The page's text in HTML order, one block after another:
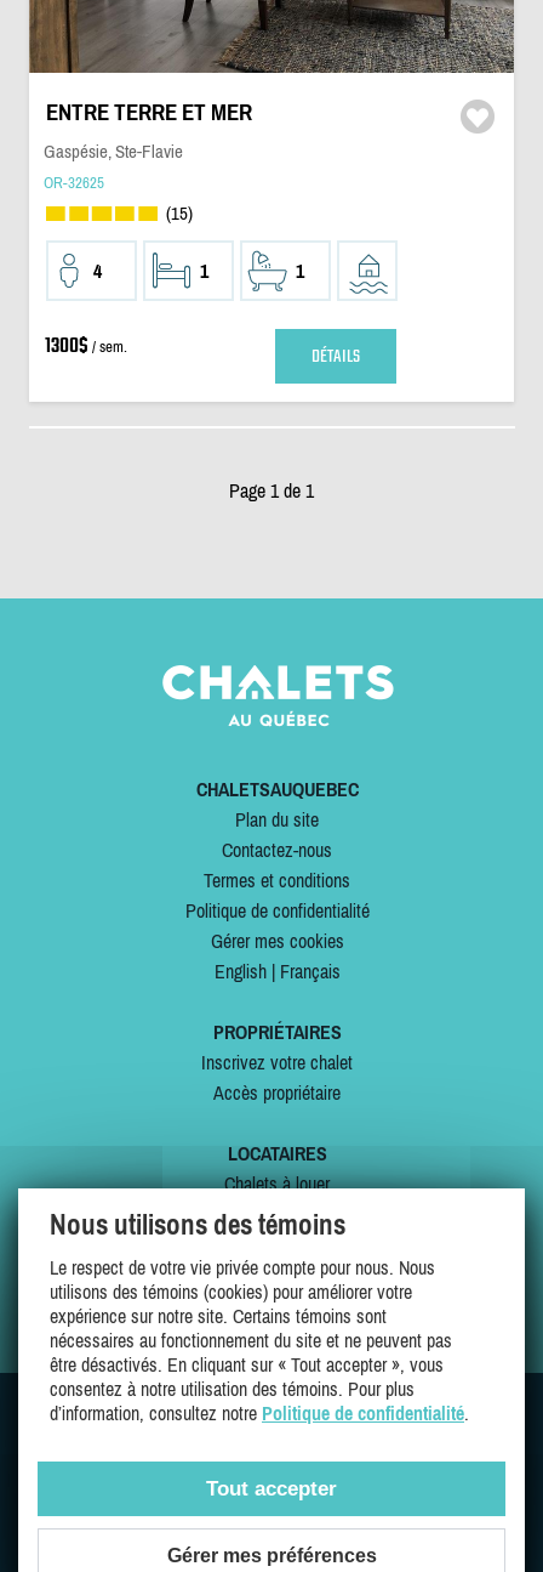
ENTRE TERRE ET MER
Gaspésie, Ste-Flavie
OR-32625
(15)
4 1 1
1300$ / sem. DÉTAILS
Page 1 de 1
CHALETSAUQUEBEC
Plan du site
Contactez-nous
Termes et conditions
Politique de confidentialité
Gérer mes cookies
English| Français
PROPRIÉTAIRES
Inscrivez votre chalet
Accès propriétaire
LOCATAIRES
Chalets à louer
Chalets à vendre
Offres spéciales
Mes favoris
SUIVEZ-NOUS SUR
Une entreprise 100% québécoise et fière de l'être
Nous utilisons des témoins
Le respect de votre vie privée compte pour nous. Nous
utilisons des témoins (cookies) pour améliorer votre
expérience sur notre site. Certains témoins sont
nécessaires au fonctionnement du site et ne peuvent pas
être désactivés. En cliquant sur « Tout accepter », vous
consentez à notre utilisation des témoins. Pour plus
d’information, consultez notre Politique de confidentialité.
Tout accepter
Gérer mes préférences